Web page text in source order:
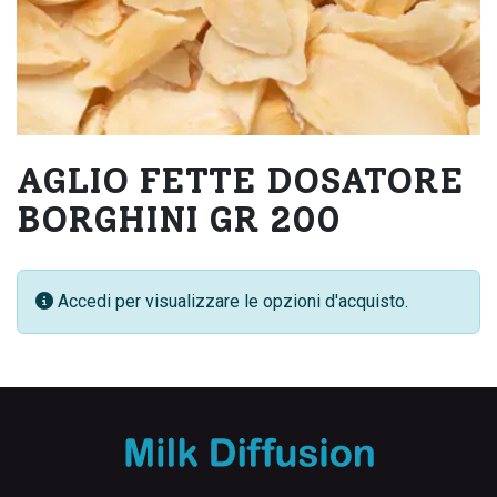
AGLIO FETTE DOSATORE
BORGHINI GR 200
Accedi per visualizzare le opzioni d'acquisto.